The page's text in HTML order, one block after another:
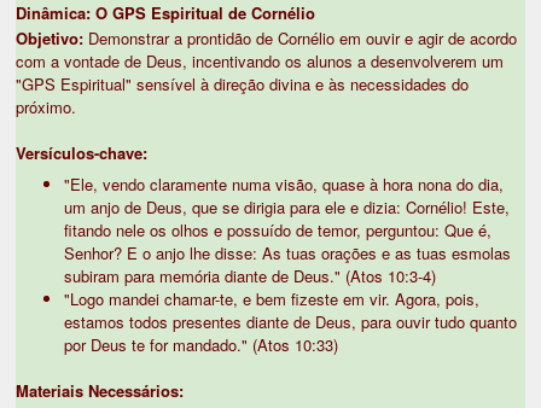
Dinâmica: O GPS Espiritual de Cornélio
Objetivo: Demonstrar a prontidão de Cornélio em ouvir e agir de acordo
com a vontade de Deus, incentivando os alunos a desenvolverem um
"GPS Espiritual" sensível à direção divina e às necessidades do
próximo.
Versículos-chave:
"Ele, vendo claramente numa visão, quase à hora nona do dia,
um anjo de Deus, que se dirigia para ele e dizia: Cornélio! Este,
fitando nele os olhos e possuído de temor, perguntou: Que é,
Senhor? E o anjo lhe disse: As tuas orações e as tuas esmolas
subiram para memória diante de Deus." (Atos 10:3-4)
"Logo mandei chamar-te, e bem fizeste em vir. Agora, pois,
estamos todos presentes diante de Deus, para ouvir tudo quanto
por Deus te for mandado." (Atos 10:33)
Materiais Necessários: